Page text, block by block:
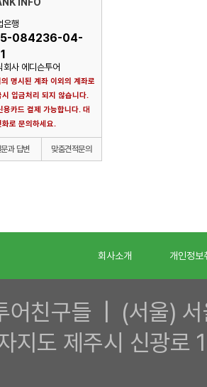
은행
084236-04-
회사 에디슨투어
명시된 계좌 이외의 계좌로
시 입금처리 되지 않습니다.
용카드 결제 가능합니다. 대
화로 문의하세요.
문과 답변 맞춤견적문의
회사소개 개인정보
어친구들 | (서울)
지도 제주시 신광